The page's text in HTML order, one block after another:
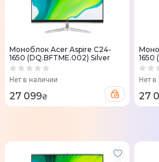
Моноблок Acer Aspire C24-
1650 (DQ.BFTME.002) Silver
Нет в наличии
27 099₴
1650
Нет
27